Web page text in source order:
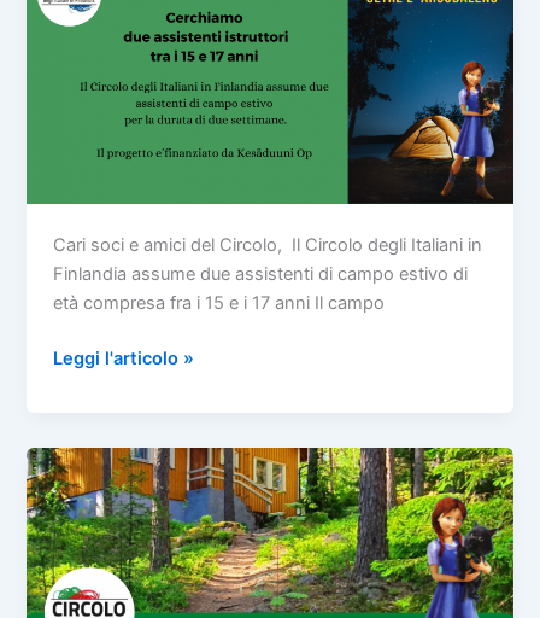
Cari soci e amici del Circolo, Il Circolo degli Italiani in
Finlandia assume due assistenti di campo estivo di
età compresa fra i 15 e i 17 anni Il campo
Leggi l'articolo »